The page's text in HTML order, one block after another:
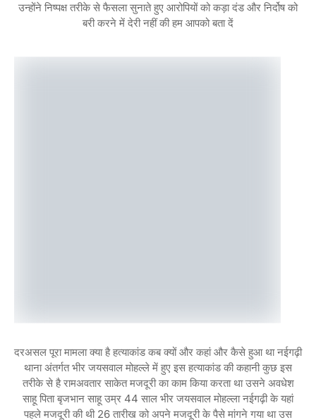
उन्होंने निष्पक्ष तरीके से फैसला सुनाते हुए आरोपियों को कड़ा दंड और निर्दोष को
बरी करने में देरी नहीं की हम आपको बता दें
दरअसल पूरा मामला क्या है हत्याकांड कब क्यों और कहां और कैसे हुआ था नईगढ़ी
थाना अंतर्गत भीर जयसवाल मोहल्ले में हुए इस हत्याकांड की कहानी कुछ इस
तरीके से है रामअवतार साकेत मजदूरी का काम किया करता था उसने अवधेश
साहू पिता बृजभान साहू उम्र 44 साल भीर जयसवाल मोहल्ला नईगढ़ी के यहां
पहले मजदूरी की थी 26 तारीख को अपने मजदूरी के पैसे मांगने गया था उस